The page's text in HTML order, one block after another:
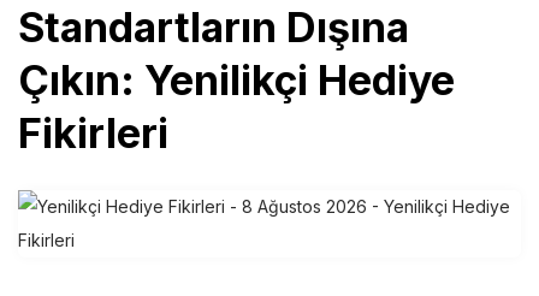
Standartların Dışına
Çıkın: Yenilikçi Hediye
Fikirleri